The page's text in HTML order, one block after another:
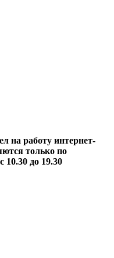
на работу интернет-
только по
с 10.30 до 19.30